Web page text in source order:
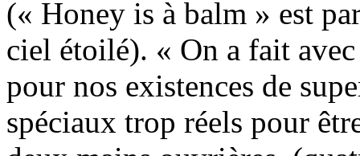
(« Honey is à balm » est
ciel étoilé). « On a fait
pour nos existences de
spéciaux trop réels pour